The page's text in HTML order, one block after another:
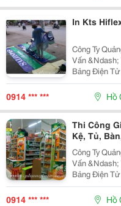
In Kts
Công Ty
Vấn &Ndash;
Bảng Điện Tử , Led ,
Kế &Ndash;
Tư Vấn
0914 *** *** Hồ
Thi Công
Kệ, Tủ,
Công Ty
Vấn &Ndash;
Bảng Điện Tử , Led ,
Kế &Ndash;
Tư Vấn
0914 *** *** Hồ